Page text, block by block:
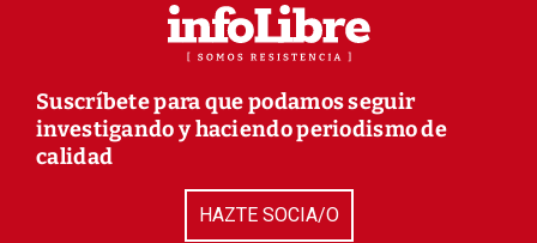
Suscríbete para que podamos seguir
investigando y haciendo periodismo de
calidad
HAZTE SOCIA/O